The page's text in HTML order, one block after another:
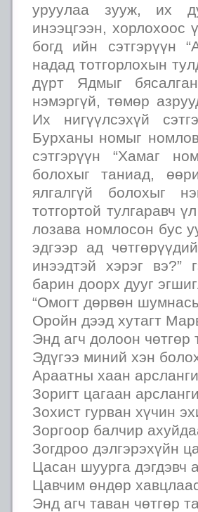
уруулаа зууж, их
инээцгээн,
богд ийн сэтгэрүүн
надад тотгорлохын
дүрт Ядмыг
нэмэргүй, төмөр
Их нигүүлсэхүй
Бурханы номыг
сэтгэрүүн “Хамаг
болохыг таниад,
ялгалгүй болохыг
тотгортой тулгаравч
лозава номлосон бус
эдгээр ад
инээдтэй хэрэг вэ?”
барин доорх дууг
“Омогт дөрвөн
Оройн дээд хутагт
Энд агч долоон чөтгөр
Эдүгээ миний хэн
Араатны хаан
Зоригт цагаан
Зохист гурван хүчин
Зоргоор балчир
Зогдроо дэлгэрэхүйн
Цасан шуурга дэгдэвч
Цавчим өндөр
Энд агч таван чөтгөр